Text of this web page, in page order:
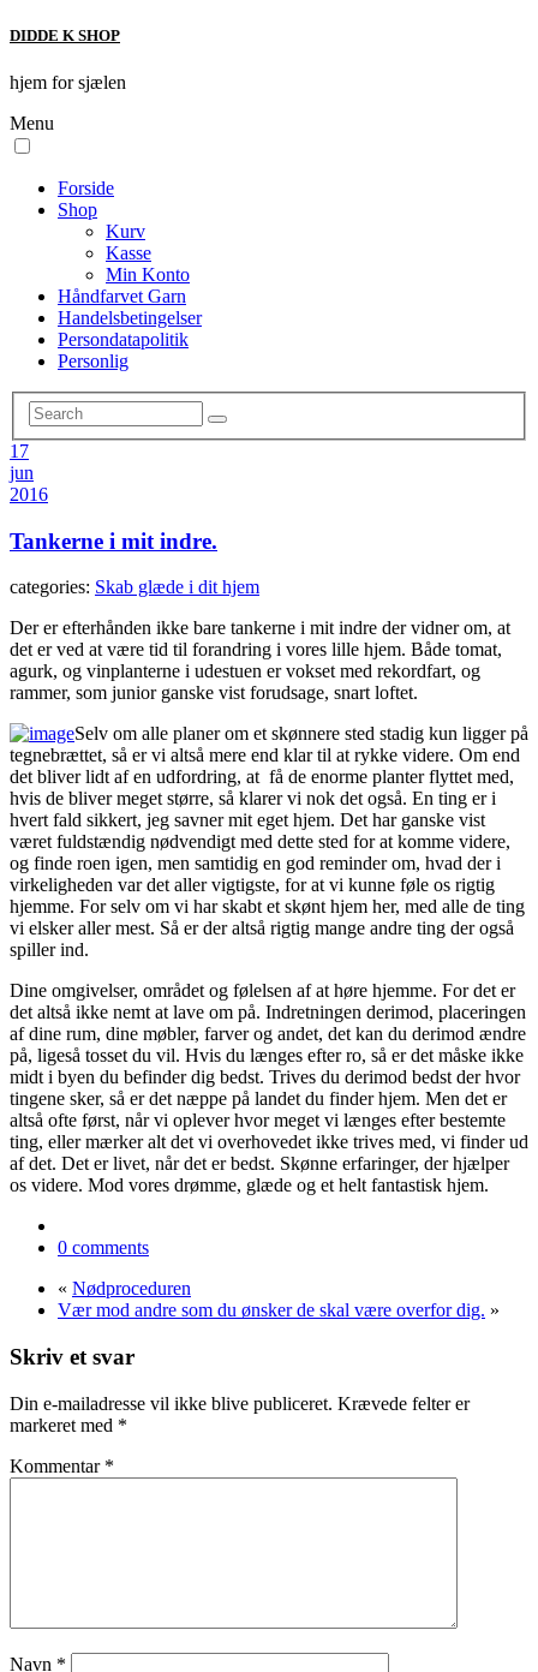
DIDDE K SHOP
hjem for sjælen
Menu
Forside
Shop
Kurv
Kasse
Min Konto
Håndfarvet Garn
Handelsbetingelser
Persondatapolitik
Personlig
17
jun
2016
Tankerne i mit indre.
categories: Skab glæde i dit hjem
Der er efterhånden ikke bare tankerne i mit indre der vidner om, at
det er ved at være tid til forandring i vores lille hjem. Både tomat,
agurk, og vinplanterne i udestuen er vokset med rekordfart, og
rammer, som junior ganske vist forudsage, snart loftet.
Selv om alle planer om et skønnere sted stadig kun ligger på
tegnebrættet, så er vi altså mere end klar til at rykke videre. Om end
det bliver lidt af en udfordring, at få de enorme planter flyttet med,
hvis de bliver meget større, så klarer vi nok det også. En ting er i
hvert fald sikkert, jeg savner mit eget hjem. Det har ganske vist
været fuldstændig nødvendigt med dette sted for at komme videre,
og finde roen igen, men samtidig en god reminder om, hvad der i
virkeligheden var det aller vigtigste, for at vi kunne føle os rigtig
hjemme. For selv om vi har skabt et skønt hjem her, med alle de ting
vi elsker aller mest. Så er der altså rigtig mange andre ting der også
spiller ind.
Dine omgivelser, området og følelsen af at høre hjemme. For det er
det altså ikke nemt at lave om på. Indretningen derimod, placeringen
af dine rum, dine møbler, farver og andet, det kan du derimod ændre
på, ligeså tosset du vil. Hvis du længes efter ro, så er det måske ikke
midt i byen du befinder dig bedst. Trives du derimod bedst der hvor
tingene sker, så er det næppe på landet du finder hjem. Men det er
altså ofte først, når vi oplever hvor meget vi længes efter bestemte
ting, eller mærker alt det vi overhovedet ikke trives med, vi finder ud
af det. Det er livet, når det er bedst. Skønne erfaringer, der hjælper
os videre. Mod vores drømme, glæde og et helt fantastisk hjem.
0 comments
« Nødproceduren
Vær mod andre som du ønsker de skal være overfor dig. »
Skriv et svar
Din e-mailadresse vil ikke blive publiceret. Krævede felter er
markeret med *
Kommentar *
Navn *